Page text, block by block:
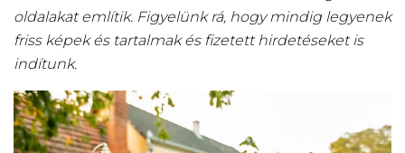
oldalakat említik. Figyelünk rá, hogy mindig legyenek
friss képek és tartalmak és fizetett hirdetéseket is
indítunk.